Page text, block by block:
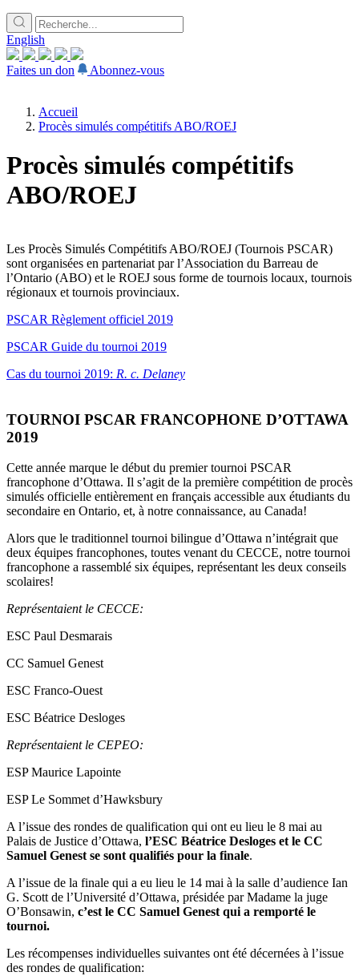
English
Faites un don Abonnez-vous
Accueil
Procès simulés compétitifs ABO/ROEJ
Procès simulés compétitifs
ABO/ROEJ
Les Procès Simulés Compétitifs ABO/ROEJ (Tournois PSCAR)
sont organisées en partenariat par l’Association du Barreau de
l’Ontario (ABO) et le ROEJ sous forme de tournois locaux, tournois
régionaux et tournois provinciaux.
PSCAR Règlement officiel 2019
PSCAR Guide du tournoi 2019
Cas du tournoi 2019: R. c. Delaney
TOURNOI PSCAR FRANCOPHONE D’OTTAWA
2019
Cette année marque le début du premier tournoi PSCAR
francophone d’Ottawa. Il s’agit de la première compétition de procès
simulés officielle entièrement en français accessible aux étudiants du
secondaire en Ontario, et, à notre connaissance, au Canada!
Alors que le traditionnel tournoi bilingue d’Ottawa n’intégrait que
deux équipes francophones, toutes venant du CECCE, notre tournoi
francophone a rassemblé six équipes, représentant les deux conseils
scolaires!
Représentaient le CECCE:
ESC Paul Desmarais
CC Samuel Genest
ESC Franco-Ouest
ESC Béatrice Desloges
Représentaient le CEPEO:
ESP Maurice Lapointe
ESP Le Sommet d’Hawksbury
A l’issue des rondes de qualification qui ont eu lieu le 8 mai au
Palais de Justice d’Ottawa, l’ESC Béatrice Desloges et le CC
Samuel Genest se sont qualifiés pour la finale.
A l’issue de la finale qui a eu lieu le 14 mai à la salle d’audience Ian
G. Scott de l’Université d’Ottawa, présidée par Madame la juge
O’Bonsawin, c’est le CC Samuel Genest qui a remporté le
tournoi.
Les récompenses individuelles suivantes ont été décernées à l’issue
des rondes de qualification: